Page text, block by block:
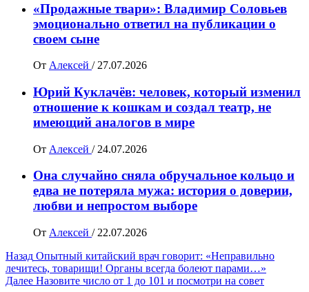
«Продажные твари»: Владимир Соловьев
эмоционально ответил на публикации о
своем сыне
От Алексей / 27.07.2026
Юрий Куклачёв: человек, который изменил
отношение к кошкам и создал театр, не
имеющий аналогов в мире
От Алексей / 24.07.2026
Она случайно сняла обручальное кольцо и
едва не потеряла мужа: история о доверии,
любви и непростом выборе
От Алексей / 22.07.2026
Навигация
записи
Назад Опытный китайский врач говорит: «Неправильно
лечитесь, товарищи! Органы всегда болеют парами…»
Далее Назовите число от 1 до 101 и посмотри на совет